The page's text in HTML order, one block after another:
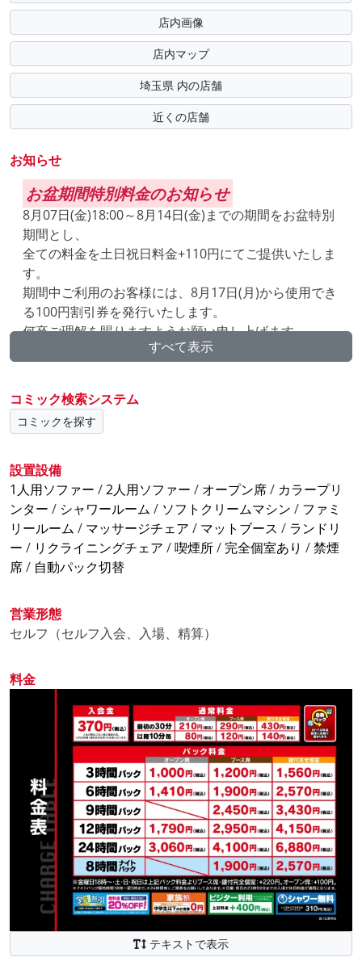
店内画像
店内マップ
埼玉県 内の店舗
近くの店舗
お知らせ
お盆期間特別料金のお知らせ
8月07日(金)18:00～8月14日(金)までの期間をお盆特別
期間とし、
全ての料金を土日祝日料金+110円にてご提供いたしま
す。
期間中ご利用のお客様には、8月17日(月)から使用でき
る100円割引券を発行いたします。
何卒ご理解を賜りますようお願い申し上げます。
夏季限定でメントール配合シャンプー&ボディソープ
常設!
※バスタオルなどのアメニティのレンタルは別途310
予約サイト割引クーポン配布中!
自遊空間の予約サイトを始めてご利用されるお客様限
定
🎟 クーポンコード「r7b9」
➡ 100円割引実施中!
スマホ1台で簡単予約そのまま入店OK!
※初回利用のお客様限定
の利用)予約利用すると次回使用できる200円分の割引
券が届きます!
WEB予約はこちら
https://doretoru.jiqoo.jp/reservation/index/1353
学生割引20%OFF!!
【学生限定】 夏本番
暑い季節は自遊空間でエンジ
ョイ
お財布に優しく、大型連休を楽しみたい学生さんは必
お気軽にご利用ください!
※web予約は対象外です。
時代劇チャンネル開設!
すべて表示
コミック検索システム
コミックを探す
設置設備
1人用ソファー /2人用ソファー / オープン席/ カラープリ
ンター / シャワールーム / ソフトクリームマシン / ファミ
リールーム / マッサージチェア / マットブース / ランドリ
ー / リクライニングチェア /喫煙所/ 完全個室あり /禁煙
席/ 自動パック切替
営業形態
セルフ（セルフ入会、入場、精算）
料金
テキストで表示